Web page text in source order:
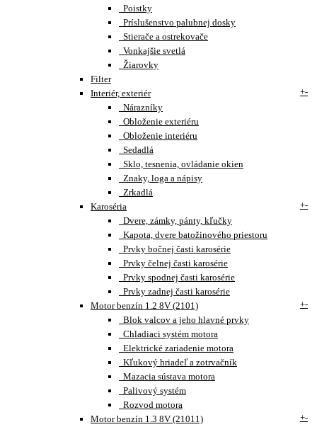
Poistky
Príslušenstvo palubnej dosky
Stierače a ostrekovače
Vonkajšie svetlá
Žiarovky
Filter
Interiér, exteriér
+-
Nárazníky
Obloženie exteriéru
Obloženie interiéru
Sedadlá
Sklo, tesnenia, ovládanie okien
Znaky, loga a nápisy
Zrkadlá
Karoséria
+-
Dvere, zámky, pánty, kľučky
Kapota, dvere batožinového priestoru
Prvky bočnej časti karosérie
Prvky čelnej časti karosérie
Prvky spodnej časti karosérie
Prvky zadnej časti karosérie
Motor benzín 1.2 8V (2101)
+-
Blok valcov a jeho hlavné prvky
Chladiaci systém motora
Elektrické zariadenie motora
Kľukový hriadeľ a zotrvačník
Mazacia sústava motora
Palivový systém
Rozvod motora
Motor benzín 1.3 8V (21011)
+-